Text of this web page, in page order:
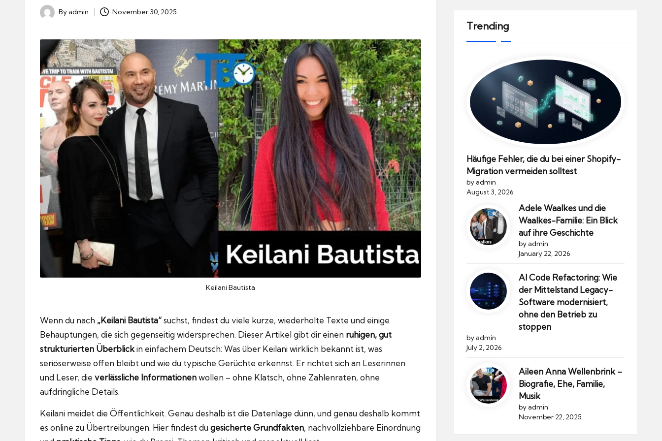
Posted
Byadmin November 30, 2025
Keilani Bautista
Wenn du nach „Keilani Bautista“suchst, findest du viele kurze, wiederholte Texte und einige
Behauptungen, die sich gegenseitig widersprechen. Dieser Artikel gibt dir einen ruhigen, gut
strukturierten Überblickin einfachem Deutsch: Was über Keilani wirklich bekannt ist, was
seriöserweise offen bleibt und wie du typische Gerüchte erkennst. Er richtet sich an Leserinnen
und Leser, die verlässliche Informationenwollen – ohne Klatsch, ohne Zahlenraten, ohne
aufdringliche Details.
Keilani meidet die Öffentlichkeit. Genau deshalb ist die Datenlage dünn, und genau deshalb kommt
es online zu Übertreibungen. Hier findest du gesicherte Grundfakten, nachvollziehbare Einordnung
Trending
Häufige Fehler, die du bei einer Shopify-
Migration vermeiden solltest
by admin
August 3, 2026
Adele Waalkes und die
Waalkes-Familie: Ein Blick
auf ihre Geschichte
by admin
January 22, 2026
AI Code Refactoring: Wie
der Mittelstand Legacy-
Software modernisiert,
ohne den Betrieb zu
stoppen
by admin
July 2, 2026
Aileen Anna Wellenbrink –
Biografie, Ehe, Familie,
Musik
by admin
November 22, 2025